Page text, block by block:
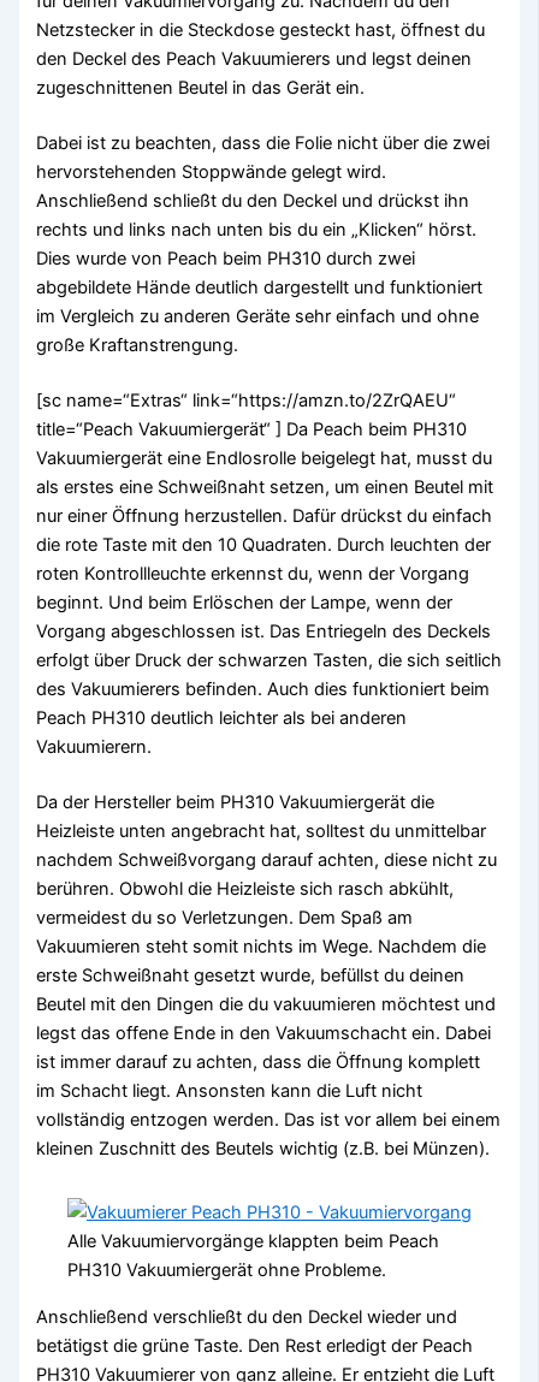
Netzstecker in die Steckdose gesteckt hast, öffnest du
den Deckel des Peach Vakuumierers und legst deinen
zugeschnittenen Beutel in das Gerät ein.
Dabei ist zu beachten, dass die Folie nicht über die zwei
hervorstehenden Stoppwände gelegt wird.
Anschließend schließt du den Deckel und drückst ihn
rechts und links nach unten bis du ein „Klicken“ hörst.
Dies wurde von Peach beim PH310 durch zwei
abgebildete Hände deutlich dargestellt und funktioniert
im Vergleich zu anderen Geräte sehr einfach und ohne
große Kraftanstrengung.
[sc name=“Extras“ link=“https://amzn.to/2ZrQAEU“
title=“Peach Vakuumiergerät“ ] Da Peach beim PH310
Vakuumiergerät eine Endlosrolle beigelegt hat, musst du
als erstes eine Schweißnaht setzen, um einen Beutel mit
nur einer Öffnung herzustellen. Dafür drückst du einfach
die rote Taste mit den 10 Quadraten. Durch leuchten der
roten Kontrollleuchte erkennst du, wenn der Vorgang
beginnt. Und beim Erlöschen der Lampe, wenn der
Vorgang abgeschlossen ist. Das Entriegeln des Deckels
erfolgt über Druck der schwarzen Tasten, die sich seitlich
des Vakuumierers befinden. Auch dies funktioniert beim
Peach PH310 deutlich leichter als bei anderen
Vakuumierern.
Da der Hersteller beim PH310 Vakuumiergerät die
Heizleiste unten angebracht hat, solltest du unmittelbar
nachdem Schweißvorgang darauf achten, diese nicht zu
berühren. Obwohl die Heizleiste sich rasch abkühlt,
vermeidest du so Verletzungen. Dem Spaß am
Vakuumieren steht somit nichts im Wege. Nachdem die
erste Schweißnaht gesetzt wurde, befüllst du deinen
Beutel mit den Dingen die du vakuumieren möchtest und
legst das offene Ende in den Vakuumschacht ein. Dabei
ist immer darauf zu achten, dass die Öffnung komplett
im Schacht liegt. Ansonsten kann die Luft nicht
vollständig entzogen werden. Das ist vor allem bei einem
kleinen Zuschnitt des Beutels wichtig (z.B. bei Münzen).
Alle Vakuumiervorgänge klappten beim Peach
PH310 Vakuumiergerät ohne Probleme.
Anschließend verschließt du den Deckel wieder und
betätigst die grüne Taste. Den Rest erledigt der Peach
PH310 Vakuumierer von ganz alleine. Er entzieht die Luft